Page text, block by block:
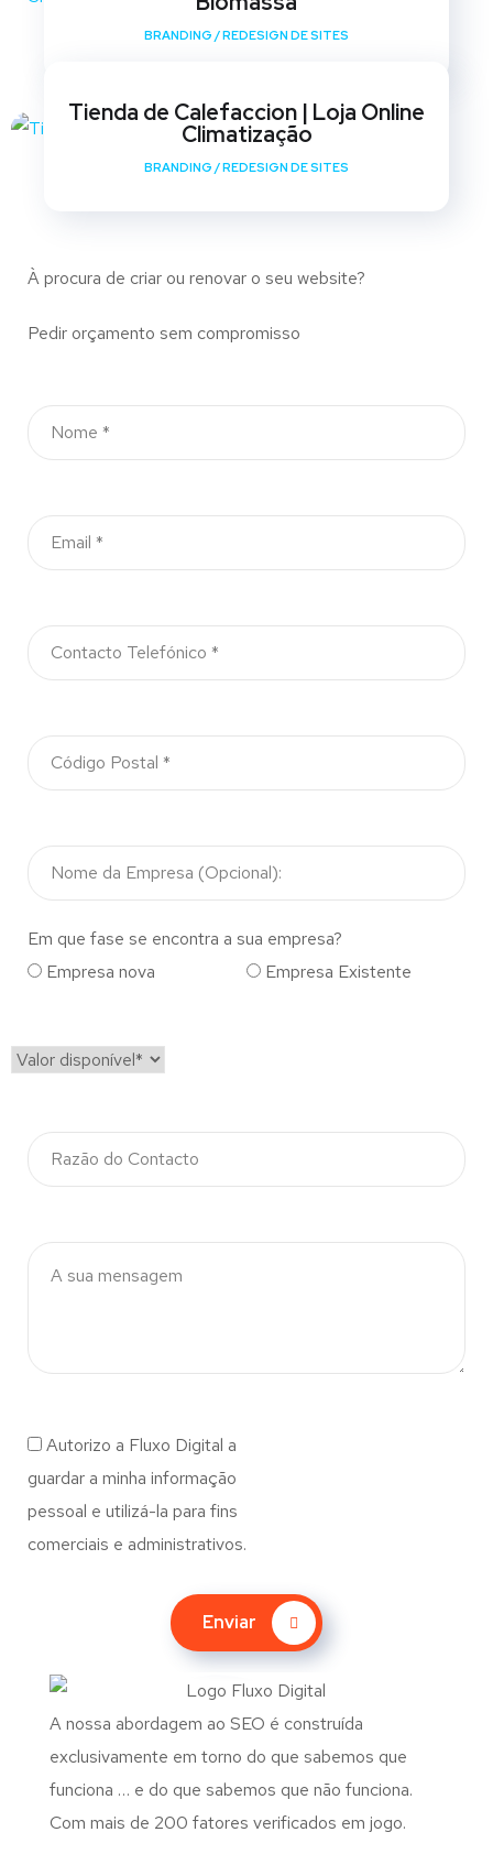
BRANDING /REDESIGN DE SITES
Tienda de Calefaccion | Loja Online
Climatização
BRANDING /REDESIGN DE SITES
À procura de criar ou renovar o seu website?
Pedir orçamento sem compromisso
Em que fase se encontra a sua empresa?
Empresa nova
Empresa Existente
Autorizo a Fluxo Digital a
guardar a minha informação
pessoal e utilizá-la para fins
comerciais e administrativos.
Enviar
A nossa abordagem ao SEO é construída
exclusivamente em torno do que sabemos que
funciona … e do que sabemos que não funciona.
Com mais de 200 fatores verificados em jogo.